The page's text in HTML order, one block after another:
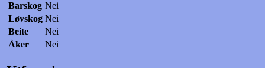
Barskog Nei
Løvskog Nei
Beite
Nei
Åker
Nei